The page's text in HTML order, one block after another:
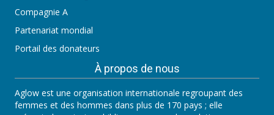
Compagnie A
Partenariat mondial
Portail des donateurs
À propos de nous
Aglow est une organisation internationale regroupant des
femmes et des hommes dans plus de 170 pays ; elle